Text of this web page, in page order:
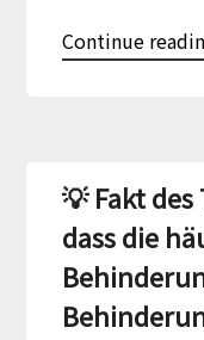
Continue
💡 Fakt
dass die